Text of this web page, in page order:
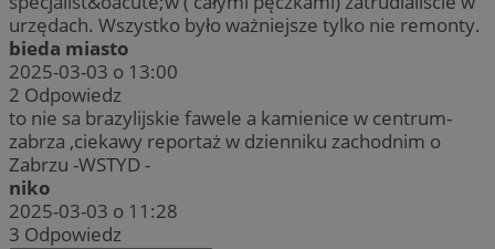
urzędach. Wszystko było ważniejsze tylko nie remonty.
bieda miasto
2025-03-03 o 13:00
2 Odpowiedz
to nie sa brazylijskie fawele a kamienice w centrum-
zabrza ,ciekawy reportaż w dzienniku zachodnim o
Zabrzu -WSTYD -
niko
2025-03-03 o 11:28
3 Odpowiedz